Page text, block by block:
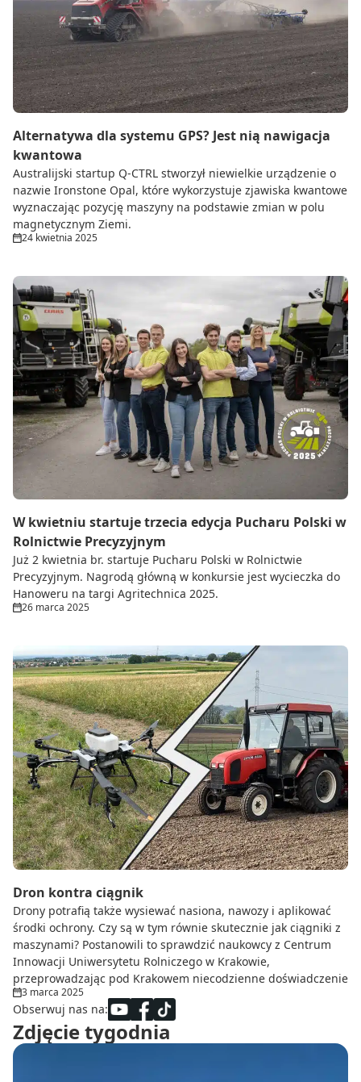
Alternatywa dla systemu GPS? Jest nią nawigacja
kwantowa
Australijski startup Q-CTRL stworzył niewielkie urządzenie o
nazwie Ironstone Opal, które wykorzystuje zjawiska kwantowe
wyznaczając pozycję maszyny na podstawie zmian w polu
magnetycznym Ziemi.
24 kwietnia 2025
W kwietniu startuje trzecia edycja Pucharu Polski w
Rolnictwie Precyzyjnym
Już 2 kwietnia br. startuje Pucharu Polski w Rolnictwie
Precyzyjnym. Nagrodą główną w konkursie jest wycieczka do
Hanoweru na targi Agritechnica 2025.
26 marca 2025
Dron kontra ciągnik
Drony potrafią także wysiewać nasiona, nawozy i aplikować
środki ochrony. Czy są w tym równie skutecznie jak ciągniki z
maszynami? Postanowili to sprawdzić naukowcy z Centrum
Innowacji Uniwersytetu Rolniczego w Krakowie,
przeprowadzając pod Krakowem niecodzienne doświadczenie
3 marca 2025
Obserwuj nas na:
Zdjęcie tygodnia